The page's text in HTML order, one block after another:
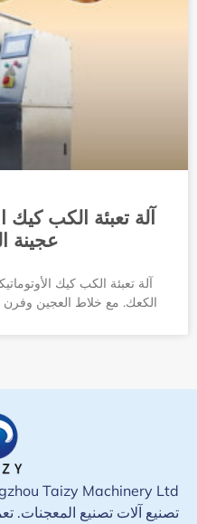
آلة تعبئة الكب كيك
عجينة
آلة تعبئة الكب كيك
الكعك. مع خلاط العجين
تصنيع آلات تصنيع المعجنات.